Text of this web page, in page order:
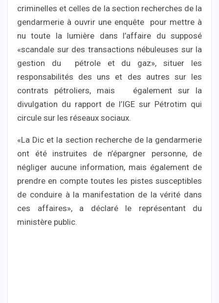
criminelles et celles de la section recherches de la
gendarmerie à ouvrir une enquête pour mettre à
nu toute la lumière dans l’affaire du supposé
«scandale sur des transactions nébuleuses sur la
gestion du pétrole et du gaz», situer les
responsabilités des uns et des autres sur les
contrats pétroliers, mais également sur la
divulgation du rapport de l’IGE sur Pétrotim qui
circule sur les réseaux sociaux.
«La Dic et la section recherche de la gendarmerie
ont été instruites de n’épargner personne, de
négliger aucune information, mais également de
prendre en compte toutes les pistes susceptibles
de conduire à la manifestation de la vérité dans
ces affaires», a déclaré le représentant du
ministère public.